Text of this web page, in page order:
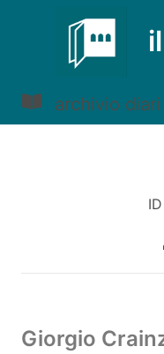
archivio diari
Giorgio